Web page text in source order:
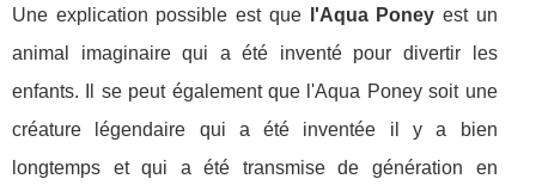
Une explication possible est que l'Aqua Poney est un
animal imaginaire qui a été inventé pour divertir les
enfants. Il se peut également que l'Aqua Poney soit une
créature légendaire qui a été inventée il y a bien
longtemps et qui a été transmise de génération en